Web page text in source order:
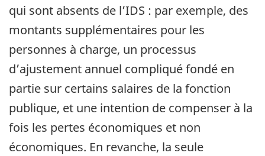
qui sont absents de l’IDS : par exemple, des
montants supplémentaires pour les
personnes à charge, un processus
d’ajustement annuel compliqué fondé en
partie sur certains salaires de la fonction
publique, et une intention de compenser à la
fois les pertes économiques et non
économiques. En revanche, la seule